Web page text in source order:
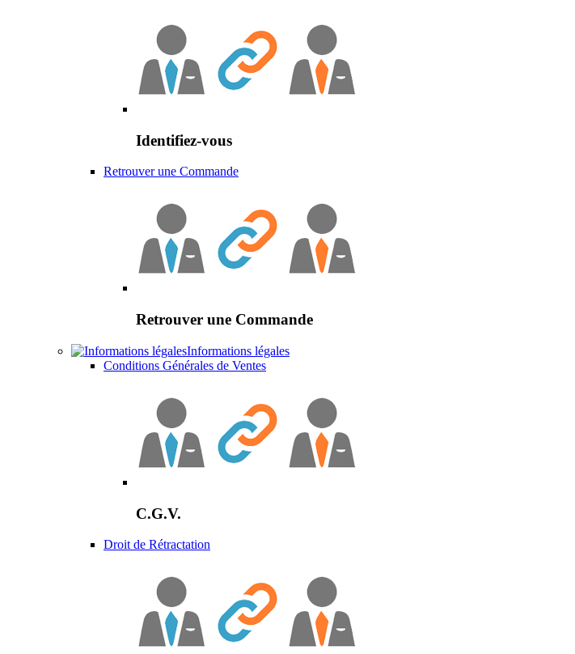
Identifiez-vous
Retrouver une Commande
Retrouver une Commande
Informations légales
Conditions Générales de Ventes
C.G.V.
Droit de Rétractation